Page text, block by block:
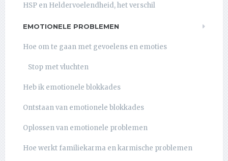
HSP en Heldervoelendheid, het verschil
EMOTIONELE PROBLEMEN
Hoe om te gaan met gevoelens en emoties
Stop met vluchten
Heb ik emotionele blokkades
Ontstaan van emotionele blokkades
Oplossen van emotionele problemen
Hoe werkt familiekarma en karmische problemen